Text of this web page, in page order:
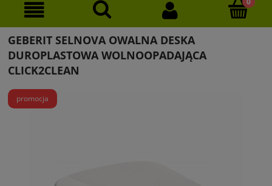
GEBERIT SELNOVA OWALNA DESKA
DUROPLASTOWA WOLNOOPADAJĄCA
CLICK2CLEAN
promocja